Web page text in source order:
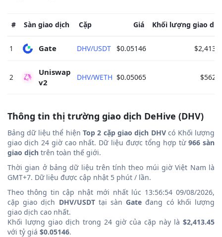
# Sàn giao dịch Cặp Giá Khối lượng giao
1 Gate DHV/USDT $0.05146
2
Uniswap
v2
DHV/WETH $0.05065
Thông tin thị trường giao dịch DeHive (DHV)
Bảng dữ liệu thể hiện Top 2 cặp giao dịch DHVcó Khối lượng
giao dịch 24 giờ cao nhất. Dữ liệu được tổng hợp từ 966 sàn
giao dịch trên toàn thế giới.
Thời gian ở bảng dữ liệu trên tính theo múi giờ Việt Nam là
GMT+7. Dữ liệu được cập nhật 5 phút / lần.
Theo thông tin cập nhật mới nhất lúc 13:56:54 09/08/2026,
cặp giao dịch DHV/USDTtại sànGate đang có khối lượng
giao dịch cao nhất.
Khối lượng giao dịch trong 24 giờ của cặp này là $2,413.45
với tỷ giá $0.05146.